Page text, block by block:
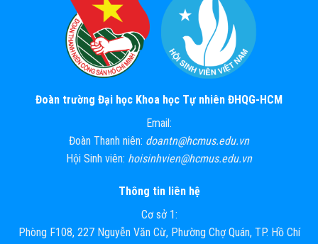
Đoàn trường Đại học Khoa học Tự nhiên ĐHQG-HCM
Email:
Đoàn Thanh niên: doantn@hcmus.edu.vn
Hội Sinh viên: hoisinhvien@hcmus.edu.vn
Thông tin liên hệ
Cơ sở 1:
Phòng F108, 227 Nguyễn Văn Cừ, Phường Chợ Quán, TP. Hồ Chí